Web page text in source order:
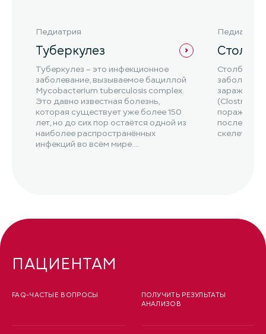
Педиатрия
Туберкулез
Туберкулез – это инфекционное
заболевание, вызываемое бациллой
Mycobacterium tuberculosis complex.
Это давно известная болезнь,
которая существует уже более 150
лет, но до сих пор остаётся одной из
наиболее распространённых
инфекций во всём мире....
Педиатрия
Столбняк
скелетной
ПАЦИЕНТАМ
FAQ-ЧАСТЫЕ ВОПРОСЫ
ПОЛУЧИТЬ РЕЗУЛЬТАТЫ
АНАЛИЗОВ